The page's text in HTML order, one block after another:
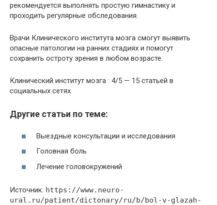
рекомендуется выполнять простую гимнастику и
проходить регулярные обследования.
Врачи Клинического института мозга смогут выявить
опасные патологии на ранних стадиях и помогут
сохранить остроту зрения в любом возрасте.
Клинический институт мозга : 4/5 — 15 статьей в
социальных сетях
Другие статьи по теме:
Выездные консультации и исследования
Головная боль
Лечение головокружений
Источник: https://www.neuro-
ural.ru/patient/dictonary/ru/b/bol-v-glazah-